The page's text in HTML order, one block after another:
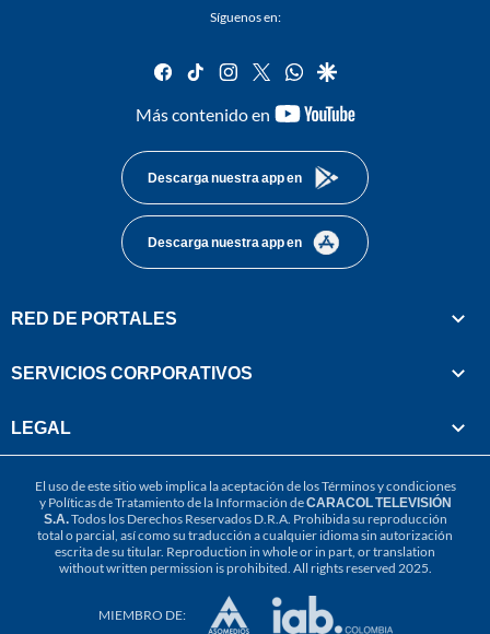
Síguenos en:
facebook
tiktok instagram
twitterwhatsapp
google
Más contenido en
youtube-
Descarga nuestra app en
Descarga nuestra app en
RED DE PORTALES
SERVICIOS CORPORATIVOS
LEGAL
El uso de este sitio web implica la aceptación de losTérminos y condiciones
y Políticas de Tratamiento de la Información deCARACOL TELEVISIÓN
S.A.Todos los Derechos Reservados D.R.A. Prohibida su reproducción
total o parcial, así como su traducción a cualquier idioma sin autorización
escrita de su titular. Reproduction in whole or in part, or translation
without written permission is prohibited. All rights reserved 2025.
MIEMBRO DE: